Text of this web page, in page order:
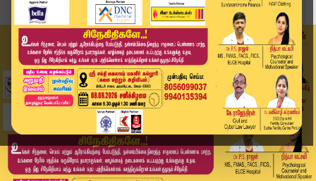
பராசக்தி படத்திற்கு எதிராக வழக்கு | Parasakthi ...